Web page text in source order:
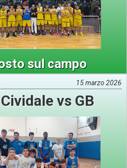
sul campo
15 marzo 2026
vs GB